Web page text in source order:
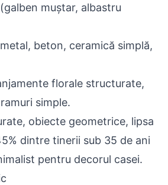
muștar, albastru
beton, ceramică simplă,
florale structurate,
simple.
obiecte geometrice, lipsa
dintre tinerii sub 35 de ani
pentru decorul casei.